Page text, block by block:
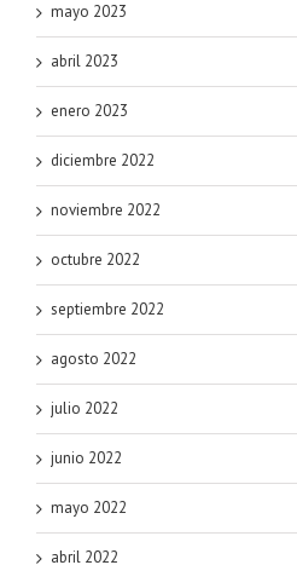
mayo 2023
abril 2023
enero 2023
diciembre 2022
noviembre 2022
octubre 2022
septiembre 2022
agosto 2022
julio 2022
junio 2022
mayo 2022
abril 2022